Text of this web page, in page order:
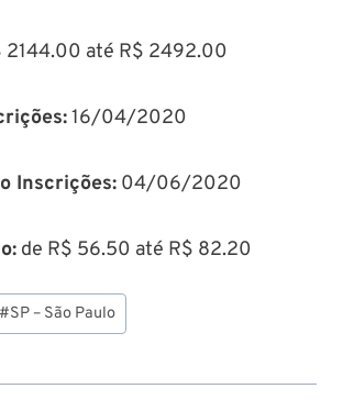
2144.00 até R$ 2492.00
16/04/2020
Inscrições: 04/06/2020
de R$ 56.50 até R$ 82.20
#SP – São Paulo